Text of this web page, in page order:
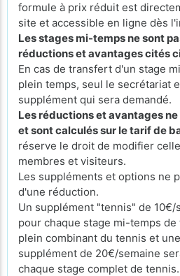
formule à prix réduit est
site et accessible en ligne dès
Les stages mi-temps ne sont
réductions et avantages cités
En cas de transfert d'un stage
plein temps, seul le secrétariat
supplément qui sera demandé.
Les réductions et avantages
et sont calculés sur le tarif de
réserve le droit de modifier
membres et visiteurs.
Les suppléments et options ne
d'une réduction.
Un supplément "tennis" de 10€/
pour chaque stage mi-temps
plein combinant du tennis et
supplément de 20€/semaine
chaque stage complet de